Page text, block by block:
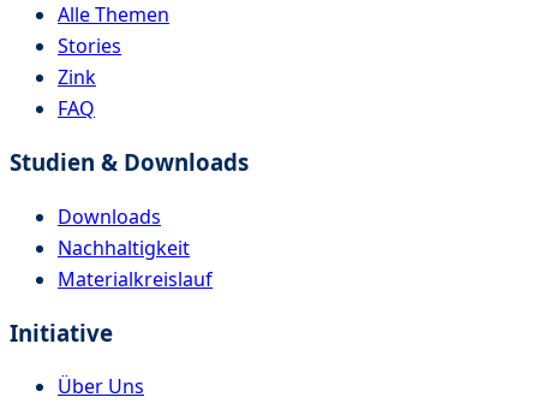
Alle Themen
Stories
Zink
FAQ
Studien & Downloads
Downloads
Nachhaltigkeit
Materialkreislauf
Initiative
Über Uns